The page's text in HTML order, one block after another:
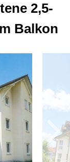
2,5-
Balkon